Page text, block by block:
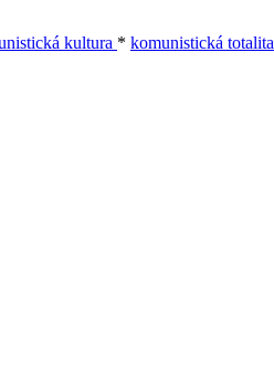
kultura * komunistická totalita